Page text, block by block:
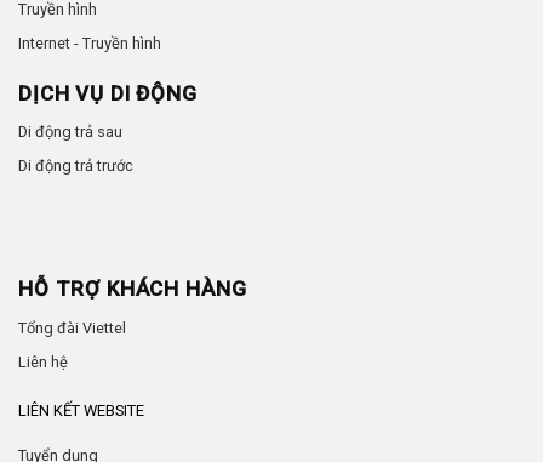
Truyền hình
Internet - Truyền hình
DỊCH VỤ DI ĐỘNG
Di động trả sau
Di động trả trước
HỖ TRỢ KHÁCH HÀNG
Tổng đài Viettel
Liên hệ
LIÊN KẾT WEBSITE
Tuyển dụng